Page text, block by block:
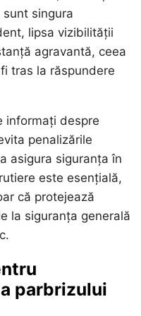
singura
lipsa vizibilității
agravantă, ceea
tras la răspundere
informați despre
penalizările
asigura siguranța în
este esențială,
că protejează
la siguranța generală
parbrizului